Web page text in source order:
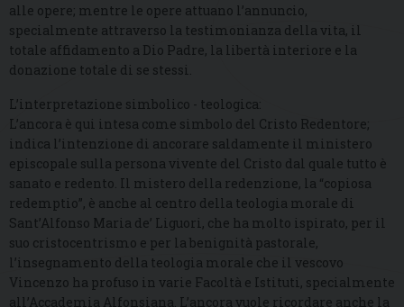
alle opere; mentre le opere attuano l’annuncio,
specialmente attraverso la testimonianza della vita, il
totale affidamento a Dio Padre, la libertà interiore e la
donazione totale di se stessi.
L’interpretazione simbolico - teologica:
L’ancora è qui intesa come simbolo del Cristo Redentore;
indica l’intenzione di ancorare saldamente il ministero
episcopale sulla persona vivente del Cristo dal quale tutto è
sanato e redento. Il mistero della redenzione, la “copiosa
redemptio”, è anche al centro della teologia morale di
Sant’Alfonso Maria de’ Liguori, che ha molto ispirato, per il
suo cristocentrismo e per la benignità pastorale,
l’insegnamento della teologia morale che il vescovo
Vincenzo ha profuso in varie Facoltà e Istituti, specialmente
all’Accademia Alfonsiana. L’ancora vuole ricordare anche la